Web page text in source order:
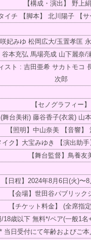
【構成・演出】 野上
イチ 【脚本】 北川陽子 【
咲妃みゆ 松岡広大/玉置孝匡
谷本充弘 馬場亮成 山下麗奈/
スト : 吉田亜希 サカトモコ
次郎
【セノグラフィー】
舞台美術) 藤谷香子(衣裳) 山
【照明】中山奈美 【音響】
イク】大宝みゆき 【演出助
【舞台監督】鳥養友
【日程】2024年8月6日(火)〜
【会場】世田谷パブリック
【チケット料金】 (全席指
18歳以下 無料*/ペア(一般1名
* 当日受付にて年齢およびご